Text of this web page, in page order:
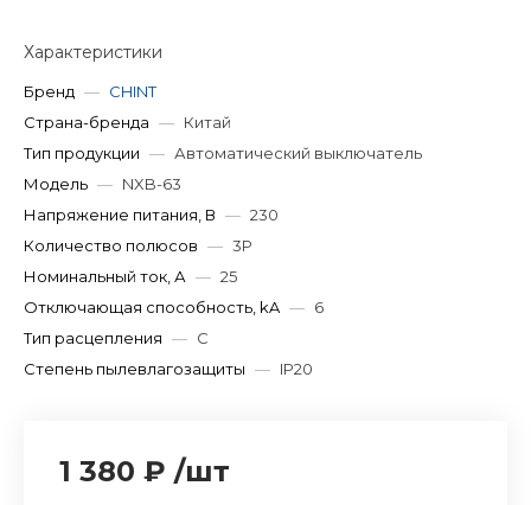
Характеристики
Бренд — CHINT
Страна-бренда — Китай
Тип продукции — Автоматический выключатель
Модель — NXB-63
Напряжение питания, В — 230
Количество полюсов — 3P
Номинальный ток, А — 25
Отключающая способность, kA — 6
Тип расцепления — C
Степень пылевлагозащиты — IP20
1 380 ₽ /шт